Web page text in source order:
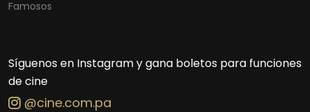
Famosos
Síguenos en Instagram y gana boletos para funciones
de cine
@cine.com.pa